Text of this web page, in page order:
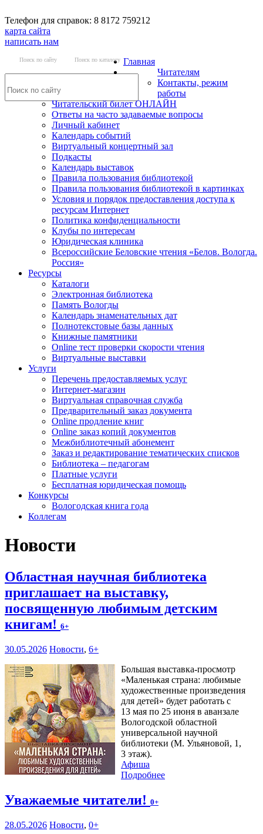
Телефон для справок: 8 8172 759212
карта сайта
написать нам
Поиск по сайту Поиск по каталогу Главная
Читателям
Контакты, режим
работы
Читательский билет ОНЛАЙН
Ответы на часто задаваемые вопросы
Личный кабинет
Календарь событий
Виртуальный концертный зал
Подкасты
Календарь выставок
Правила пользования библиотекой
Правила пользования библиотекой в картинках
Условия и порядок предоставления доступа к
ресурсам Интернет
Политика конфиденциальности
Клубы по интересам
Юридическая клиника
Всероссийские Беловские чтения «Белов. Вологда.
Россия»
Ресурсы
Каталоги
Электронная библиотека
Память Вологды
Календарь знаменательных дат
Полнотекстовые базы данных
Книжные памятники
Online тест проверки скорости чтения
Виртуальные выставки
Услуги
Перечень предоставляемых услуг
Интернет-магазин
Виртуальная справочная служба
Предварительный заказ документа
Online продление книг
Online заказ копий документов
Межбиблиотечный абонемент
Заказ и редактирование тематических списков
Библиотека – педагогам
Платные услуги
Бесплатная юридическая помощь
Конкурсы
Вологодская книга года
Коллегам
Новости
Областная научная библиотека
приглашает на выставку,
посвященную любимым детским
книгам! 6+
30.05.2026 Новости, 6+
Большая выставка-просмотр
«Маленькая страна: любимые
художественные произведения
для детей» будет работать с
13 мая по 25 июня в аванзале
Вологодской областной
универсальной научной
библиотеки (М. Ульяновой, 1,
3 этаж).
Афиша
Подробнее
Уважаемые читатели! 0+
28.05.2026 Новости, 0+